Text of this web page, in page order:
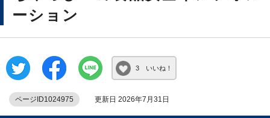
ーション
3 いいね！
ページID1024975 更新日 2026年7月31日